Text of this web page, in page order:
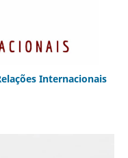
Internacionais